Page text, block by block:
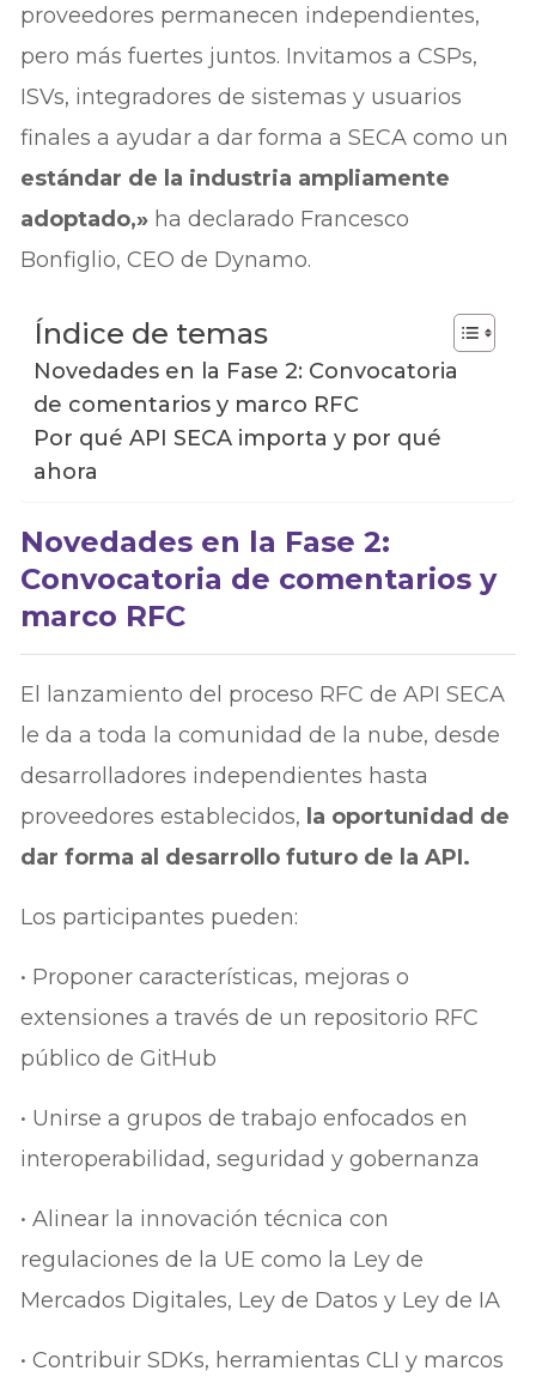
proveedores permanecen independientes,
pero más fuertes juntos. Invitamos a CSPs,
ISVs, integradores de sistemas y usuarios
finales a ayudar a dar forma a SECA como un
estándar de la industria ampliamente
adoptado,» ha declarado Francesco
Bonfiglio, CEO de Dynamo.
Índice de temas
Novedades en la Fase 2: Convocatoria
de comentarios y marco RFC
Por qué API SECA importa y por qué
ahora
Novedades en la Fase 2:
Convocatoria de comentarios y
marco RFC
El lanzamiento del proceso RFC de API SECA
le da a toda la comunidad de la nube, desde
desarrolladores independientes hasta
proveedores establecidos, la oportunidad de
dar forma al desarrollo futuro de la API.
Los participantes pueden:
• Proponer características, mejoras o
extensiones a través de un repositorio RFC
público de GitHub
• Unirse a grupos de trabajo enfocados en
interoperabilidad, seguridad y gobernanza
• Alinear la innovación técnica con
regulaciones de la UE como la Ley de
Mercados Digitales, Ley de Datos y Ley de IA
• Contribuir SDKs, herramientas CLI y marcos